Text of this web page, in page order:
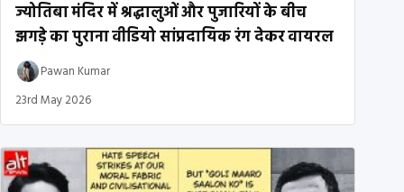
ज्योतिबा मंदिर में श्रद्धालुओं और पुजारियों के बीच
झगड़े का पुराना वीडियो सांप्रदायिक रंग देकर वायरल
Pawan Kumar
23rd May 2026